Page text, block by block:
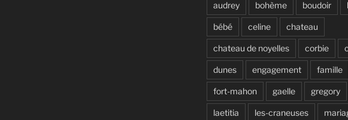
audrey bohème boudoir
bébé celine chateau
chateau de noyelles corbie
dunes engagement famille
fort-mahon gaelle gregory
laetitia les-craneuses